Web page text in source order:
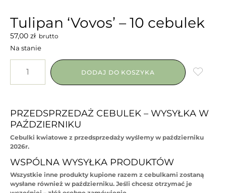
Tulipan ‘Vovos’ – 10 cebulek
57,00 zł brutto
Na stanie
DODAJ DO KOSZYKA
PRZEDSPRZEDAŻ CEBULEK – WYSYŁKA W
PAŹDZIERNIKU
Cebulki kwiatowe z przedsprzedaży wyślemy w październiku
2026r.
WSPÓLNA WYSYŁKA PRODUKTÓW
Wszystkie inne produkty kupione razem z cebulkami zostaną
wysłane również w październiku. Jeśli chcesz otrzymać je